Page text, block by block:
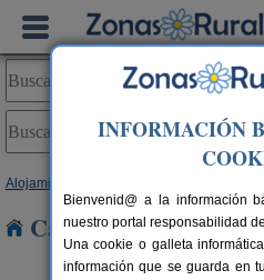
Alojamientos
Casas Rurales cerca
INFORMACIÓN
Bienvenid@ a la información
nuestro portal responsabilidad de
Una cookie o galleta
información que se guarda en